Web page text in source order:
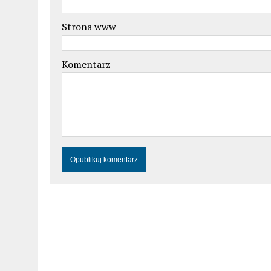
Strona www
Komentarz